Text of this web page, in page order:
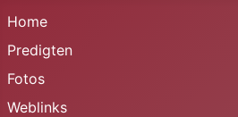
Home
Predigten
Fotos
Weblinks